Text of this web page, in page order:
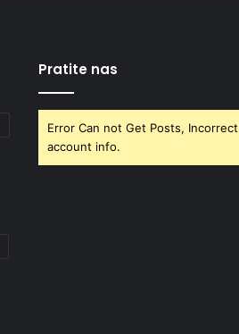
Pratite nas
Error Can not Get Posts, Incorrect
account info.